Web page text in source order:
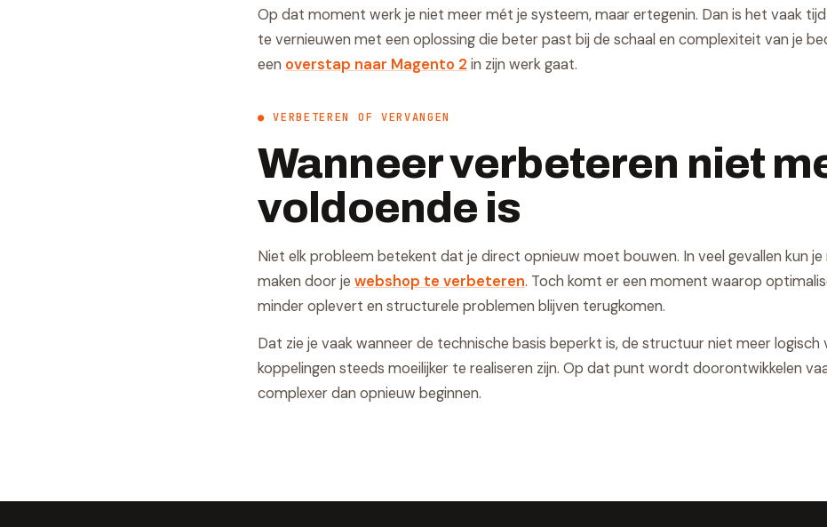
Op dat moment werk je niet meer mét je systeem, maar ertegenin. Dan is het vaak
te vernieuwen met een oplossing die beter past bij de schaal en complexiteit van je
een overstap naar Magento 2 in zijn werk gaat.
● VERBETEREN OF VERVANGEN
Wanneer verbeteren niet
voldoende is
Niet elk probleem betekent dat je direct opnieuw moet bouwen. In veel gevallen kun
maken door je webshop te verbeteren. Toch komt er een moment waarop
minder oplevert en structurele problemen blijven terugkomen.
Dat zie je vaak wanneer de technische basis beperkt is, de structuur niet meer
koppelingen steeds moeilijker te realiseren zijn. Op dat punt wordt doorontwikkelen
complexer dan opnieuw beginnen.